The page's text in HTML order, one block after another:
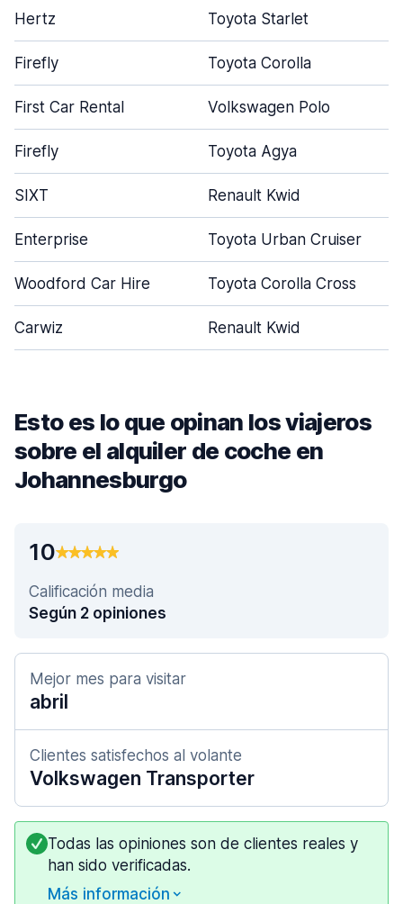
Hertz Toyota Starlet
Firefly Toyota Corolla
First Car Rental Volkswagen Polo
Firefly Toyota Agya
SIXT Renault Kwid
Enterprise Toyota Urban Cruiser
Woodford Car Hire Toyota Corolla Cross
Carwiz Renault Kwid
Esto es lo que opinan los viajeros
sobre el alquiler de coche en
Johannesburgo
10
Calificación media
Según 2 opiniones
Mejor mes para visitar
abril
Clientes satisfechos al volante
Volkswagen Transporter
Todas las opiniones son de clientes reales y
han sido verificadas.
Más información